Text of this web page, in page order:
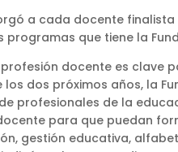
a cada docente
que tiene la
docente es clave
dos próximos años, la
profesionales de la
para que puedan
gestión educativa,